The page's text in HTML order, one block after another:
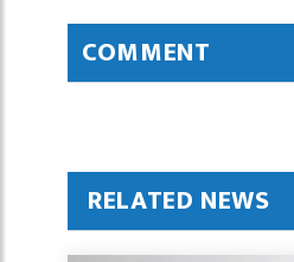
COMMENT
RELATED NEWS